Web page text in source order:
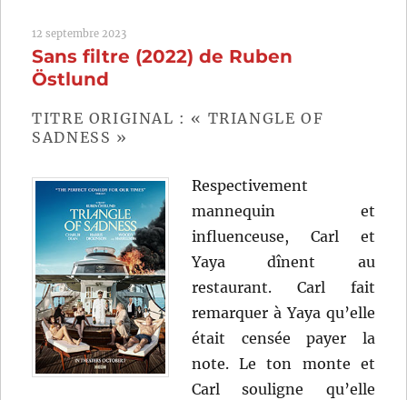
12 septembre 2023
Sans filtre (2022) de Ruben
Östlund
TITRE ORIGINAL : « TRIANGLE OF
SADNESS »
Respectivement
mannequin et
influenceuse, Carl et
Yaya dînent au
restaurant. Carl fait
remarquer à Yaya qu’elle
était censée payer la
note. Le ton monte et
Carl souligne qu’elle